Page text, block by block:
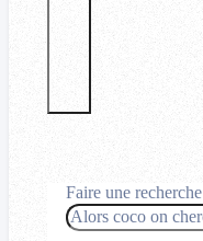
Faire une recherche
Rechercher